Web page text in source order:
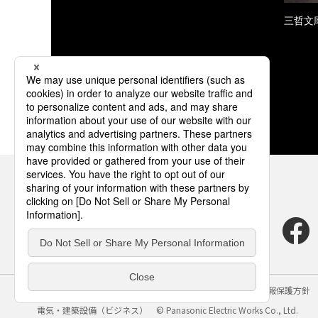
三哲文
サイトのご利用にあたって クッキーポリシー
個人情報保護方針
電気・建築設備（ビジネス）
© Panasonic Electric Works Co., Ltd.